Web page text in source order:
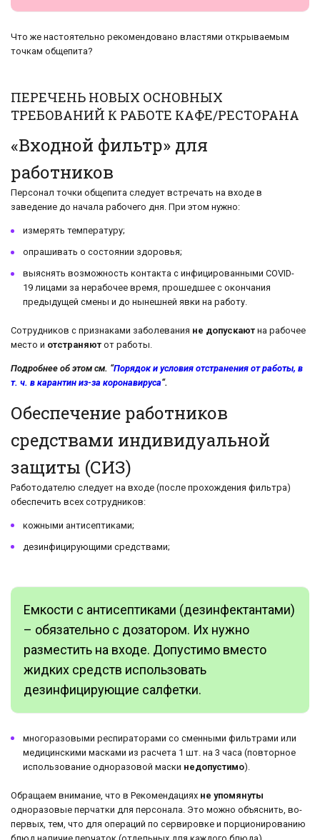
Что же настоятельно рекомендовано властями открываемым
точкам общепита?
ПЕРЕЧЕНЬ НОВЫХ ОСНОВНЫХ
ТРЕБОВАНИЙ К РАБОТЕ КАФЕ/РЕСТОРАНА
«Входной фильтр» для
работников
Персонал точки общепита следует встречать на входе в
заведение до начала рабочего дня. При этом нужно:
измерять температуру;
опрашивать о состоянии здоровья;
выяснять возможность контакта с инфицированными COVID-
19 лицами за нерабочее время, прошедшее с окончания
предыдущей смены и до нынешней явки на работу.
Сотрудников с признаками заболевания не допускают на рабочее
место и отстраняют от работы.
Подробнее об этом см. “Порядок и условия отстранения от работы, в
т. ч. в карантин из-за коронавируса“.
Обеспечение работников
средствами индивидуальной
защиты (СИЗ)
Работодателю следует на входе (после прохождения фильтра)
обеспечить всех сотрудников:
кожными антисептиками;
дезинфицирующими средствами;
Емкости с антисептиками (дезинфектантами)
– обязательно с дозатором. Их нужно
разместить на входе. Допустимо вместо
жидких средств использовать
дезинфицирующие салфетки.
многоразовыми респираторами со сменными фильтрами или
медицинскими масками из расчета 1 шт. на 3 часа (повторное
использование одноразовой маски недопустимо).
Обращаем внимание, что в Рекомендациях не упомянуты
одноразовые перчатки для персонала. Это можно объяснить, во-
первых, тем, что для операций по сервировке и порционированию